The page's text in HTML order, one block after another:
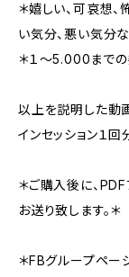
＊嬉しい、可哀想、
い気分、悪い気分
＊１〜5.000までの
以上を説明した動
インセッション１回
＊ご購入後に、
お送り致します。＊
＊FBグループペー